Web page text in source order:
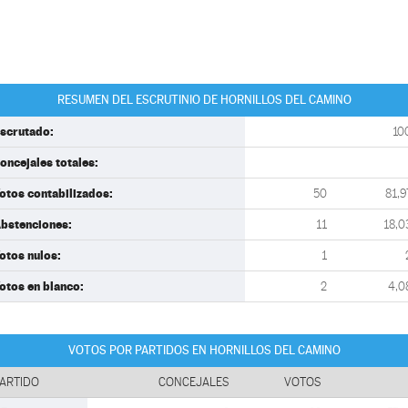
RESUMEN DEL ESCRUTINIO DE HORNILLOS DEL CAMINO
totales:
contabilizados: 50
11
nulos: 1
en blanco: 2
VOTOS POR PARTIDOS EN HORNILLOS DEL CAMINO
CONCEJALES VOTOS